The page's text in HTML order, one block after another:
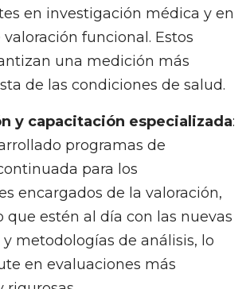
en investigación médica y en
funcional. Estos
una medición más
de las condiciones de salud.
y capacitación especializada:
programas de
para los
encargados de la valoración,
que estén al día con las nuevas
metodologías de análisis, lo
en evaluaciones más